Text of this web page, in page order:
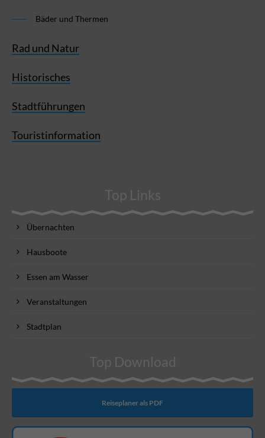
Bäder und Thermen
Rad und Natur
Historisches
Stadtführungen
Touristinformation
Top Links
Übernachten
Hausboote
Essen am Wasser
Veranstaltungen
Stadtplan
Top Download
Reiseplaner als PDF